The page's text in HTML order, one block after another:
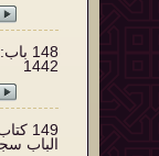
1442
149
الباب سجدا